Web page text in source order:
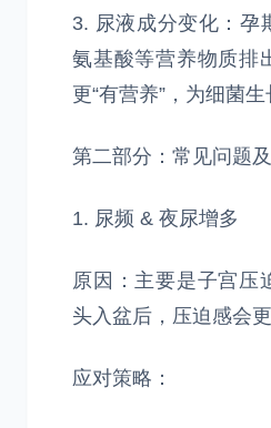
3. 尿液成分变化：孕
氨基酸等营养物质排
更“有营养”，为细菌生
第二部分：常见问题
1. 尿频 & 夜尿增多
原因：主要是子宫压
头入盆后，压迫感会更
应对策略：